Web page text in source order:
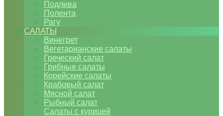
Подлива
Полента
Рагу
САЛАТЫ
Винегрет
Вегетарианские салаты
Греческий салат
Грибные салаты
Корейские салаты
Крабовый салат
Мясной салат
Рыбный салат
Салаты с курицей